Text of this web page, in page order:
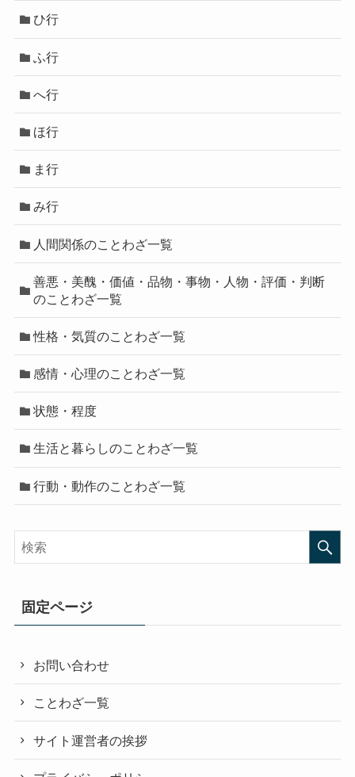
ひ行
ふ行
へ行
ほ行
ま行
み行
人間関係のことわざ一覧
善悪・美醜・価値・品物・事物・人物・評価・判断
のことわざ一覧
性格・気質のことわざ一覧
感情・心理のことわざ一覧
状態・程度
生活と暮らしのことわざ一覧
行動・動作のことわざ一覧
固定ページ
お問い合わせ
ことわざ一覧
サイト運営者の挨拶